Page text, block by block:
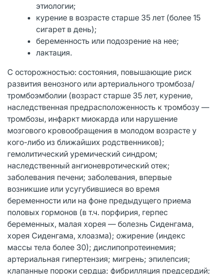
этиологии;
курение в возрасте старше 35 лет (более 15
сигарет в день);
беременность или подозрение на нее;
лактация.
С осторожностью: состояния, повышающие риск
развития венозного или артериального тромбоза/
тромбоэмболии (возраст старше 35 лет, курение,
наследственная предрасположенность к тромбозу —
тромбозы, инфаркт миокарда или нарушение
мозгового кровообращения в молодом возрасте у
кого-либо из ближайших родственников);
гемолитический уремический синдром;
наследственный ангионевротический отек;
заболевания печени; заболевания, впервые
возникшие или усугубившиеся во время
беременности или на фоне предыдущего приема
половых гормонов (в т.ч. порфирия, герпес
беременных, малая хорея — болезнь Сиденгама,
хорея Сиденгама, хлоазма); ожирение (индекс
массы тела более 30); дислипопротеинемия;
артериальная гипертензия; мигрень; эпилепсия;
клапанные пороки сердца; фибрилляция предсердий;